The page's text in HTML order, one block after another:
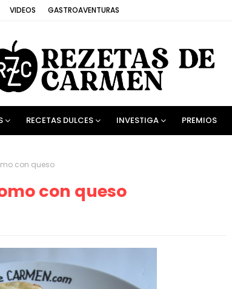
VIDEOS GASTROAVENTURAS
RECETAS DULCES INVESTIGA PREMIOS
con queso
con queso